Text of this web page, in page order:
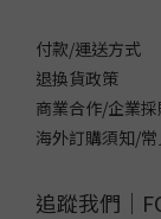
付款/運送方式
退換貨政策
商業合作/企業
海外訂購須知/
追蹤我們｜